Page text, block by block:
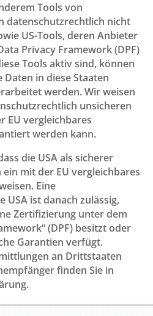
Tools von
datenschutzrechtlich nicht
US-Tools, deren Anbieter
Privacy Framework (DPF)
Tools aktiv sind, können
in diese Staaten
werden. Wir weisen
unsicheren
EU vergleichbares
werden kann.
die USA als sicherer
mit der EU vergleichbares
Eine
USA ist danach zulässig,
Zertifizierung unter dem
(DPF) besitzt oder
Garantien verfügt.
an Drittstaaten
finden Sie in